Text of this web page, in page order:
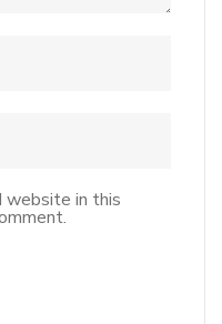
website in this